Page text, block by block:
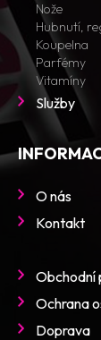
Nože
Hubnutí,
Koupelna
Parfémy
Vitamíny
Služby
O nás
Kontakt
Obchodní
Ochrana
Doprava